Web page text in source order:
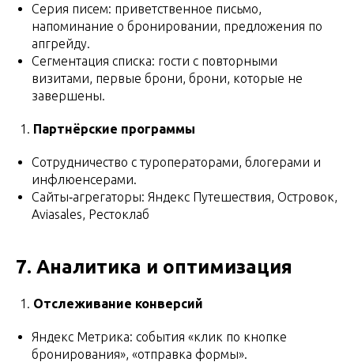
Серия писем: приветственное письмо,
напоминание о бронировании, предложения по
апгрейду.
Сегментация списка: гости с повторными
визитами, первые брони, брони, которые не
завершены.
Партнёрские программы
Сотрудничество с туроператорами, блогерами и
инфлюенсерами.
Сайты‑агрегаторы: Яндекс Путешествия, Островок,
Aviasales, Рестоклаб
7. Аналитика и оптимизация
Отслеживание конверсий
Яндекс Метрика: события «клик по кнопке
бронирования», «отправка формы».